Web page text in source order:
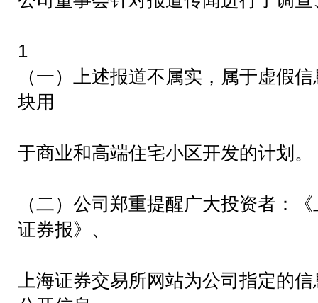
1
（一）上述报道不属实，属于虚假
块用
于商业和高端住宅小区开发的计划。
（二）公司郑重提醒广大投资者：
证券报》、
上海证券交易所网站为公司指定的